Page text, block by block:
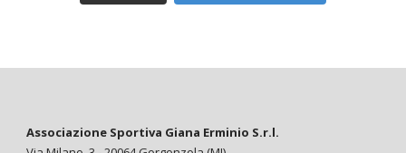
Associazione Sportiva Giana Erminio S.r.l.